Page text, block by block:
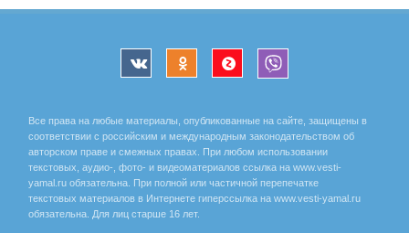
Все права на любые материалы, опубликованные на сайте, защищены в
соответствии с российским и международным законодательством об
авторском праве и смежных правах. При любом использовании
текстовых, аудио-, фото- и видеоматериалов ссылка на www.vesti-
yamal.ru обязательна. При полной или частичной перепечатке
текстовых материалов в Интернете гиперссылка на www.vesti-yamal.ru
обязательна. Для лиц старше 16 лет.